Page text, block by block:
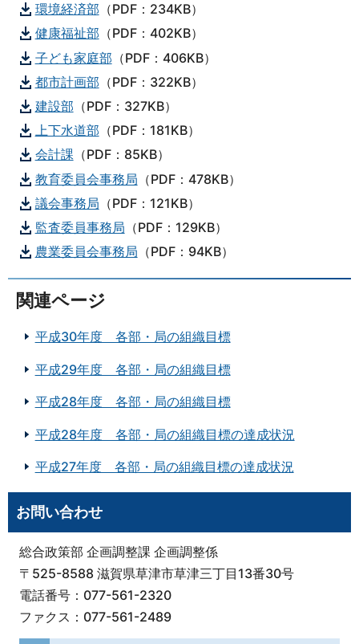
環境経済部 （PDF：234KB）
健康福祉部 （PDF：402KB）
子ども家庭部 （PDF：406KB）
都市計画部 （PDF：322KB）
建設部 （PDF：327KB）
上下水道部 （PDF：181KB）
会計課 （PDF：85KB）
教育委員会事務局 （PDF：478KB）
議会事務局 （PDF：121KB）
監査委員事務局 （PDF：129KB）
農業委員会事務局 （PDF：94KB）
関連ページ
平成30年度 各部・局の組織目標
平成29年度 各部・局の組織目標
平成28年度 各部・局の組織目標
平成28年度 各部・局の組織目標の達成状況
平成27年度 各部・局の組織目標の達成状況
お問い合わせ
総合政策部 企画調整課 企画調整係
〒525-8588 滋賀県草津市草津三丁目13番30号
電話番号：077-561-2320
ファクス：077-561-2489